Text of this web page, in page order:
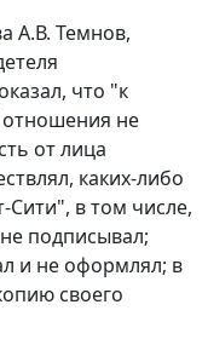
А.В. Темнов,
что "к
не
от лица
каких-либо
в том числе,
подписывал;
и не оформлял; в
своего